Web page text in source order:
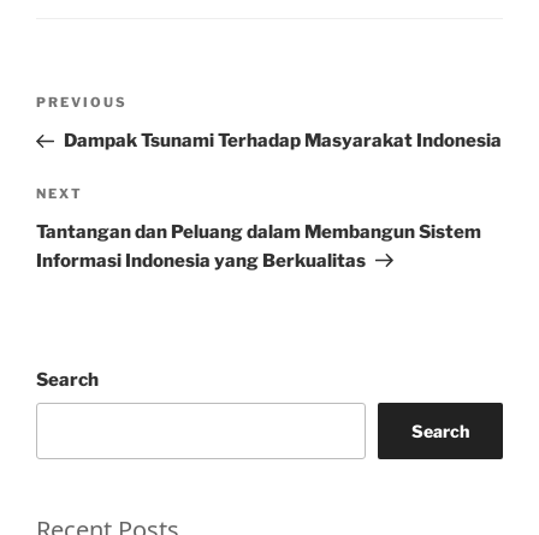
Previous
Post
PREVIOUS
Dampak Tsunami Terhadap Masyarakat Indonesia
Next
Post
NEXT
Tantangan dan Peluang dalam Membangun Sistem
Informasi Indonesia yang Berkualitas
Search
Search